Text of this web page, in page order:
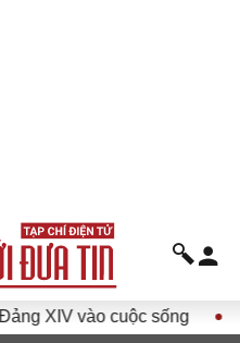
cuộc sống Hướng tới